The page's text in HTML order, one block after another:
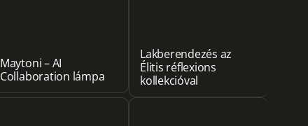
Maytoni – AI
Collaboration lámpa
Lakberendezés az
Élitis réflexions
kollekcióval